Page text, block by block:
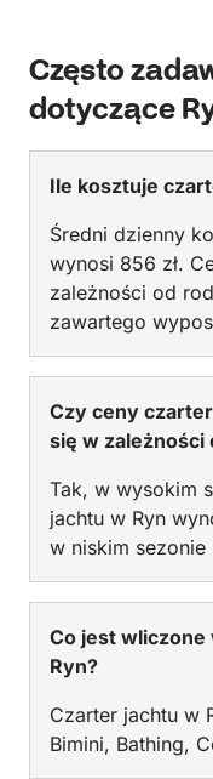
Często
dotyczące
Ile kosztuje
Średni dzienny
wynosi 856 zł.
zależności od
zawartego
Czy ceny
się w zależności
Tak, w wysokim
jachtu w Ryn
w niskim sezonie
Co jest
Ryn?
Czarter jachtu w
Bimini, Bathing,